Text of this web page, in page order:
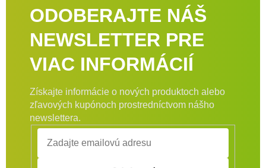
ODOBERAJTE NÁŠ
NEWSLETTER PRE
VIAC INFORMÁCIÍ
Získajte informácie o nových produktoch alebo
zľavových kupónoch prostredníctvom nášho
newslettera.